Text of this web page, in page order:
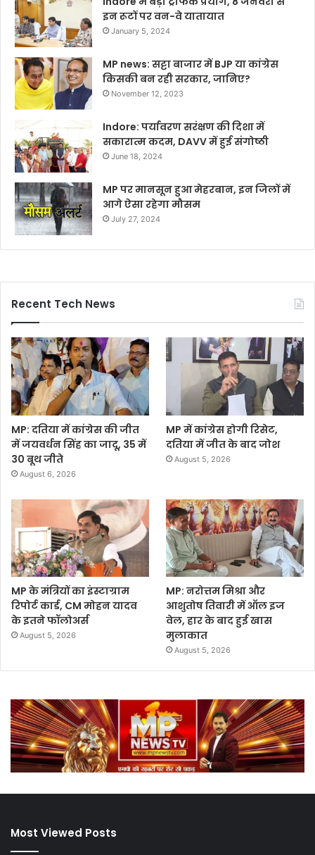
इन रूटों पर वन-वे यातायात
January 5, 2024
MP news: सट्टा बाजार में BJP या कांग्रेस
किसकी बन रही सरकार, जानिए?
November 12, 2023
Indore: पर्यावरण सरंक्षण की दिशा में
सकारात्म कदम, DAVV में हुई संगोष्ठी
June 18, 2024
MP पर मानसून हुआ मेहरबान, इन जिलों में
आगे ऐसा रहेगा मौसम
July 27, 2024
Recent Tech News
MP: दतिया में कांग्रेस की जीत
में जयवर्धन सिंह का जादू, 35 में
30 बूथ जीते
August 6, 2026
MP में कांग्रेस होगी रिसेट,
दतिया में जीत के बाद जोश
August 5, 2026
MP के मंत्रियों का इंस्टाग्राम
रिपोर्ट कार्ड, CM मोहन यादव
के इतने फॉलोअर्स
August 5, 2026
MP: नरोत्तम मिश्रा और
आशुतोष तिवारी में ऑल इज
वेल, हार के बाद हुई खास
मुलाकात
August 5, 2026
Most Viewed Posts